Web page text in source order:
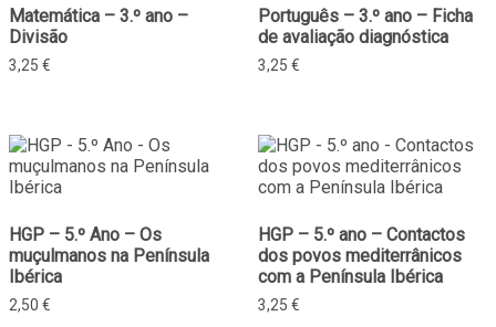
Matemática – 3.º ano –
Divisão
3,25 €
Português – 3.º ano – Ficha
de avaliação diagnóstica
3,25 €
HGP – 5.º Ano – Os
muçulmanos na Península
Ibérica
2,50 €
HGP – 5.º ano – Contactos
dos povos mediterrânicos
com a Península Ibérica
3,25 €